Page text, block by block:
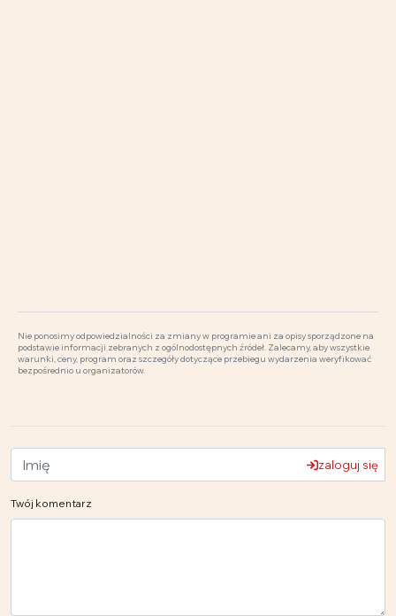
Nie ponosimy odpowiedzialności za zmiany w programie ani za opisy sporządzone na
podstawie informacji zebranych z ogólnodostępnych źródeł. Zalecamy, aby wszystkie
warunki, ceny, program oraz szczegóły dotyczące przebiegu wydarzenia weryfikować
bezpośrednio u organizatorów.
zaloguj się
Twój komentarz